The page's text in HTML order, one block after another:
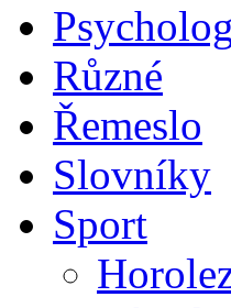
Různé
Řemeslo
Slovníky
Sport